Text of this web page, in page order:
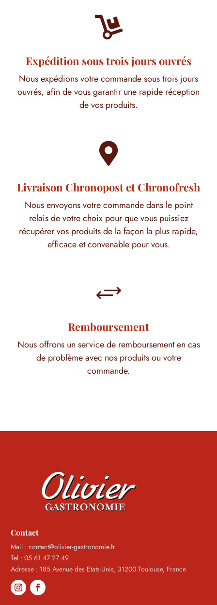

Expédition sous trois jours ouvrés
Nous expédions votre commande sous trois jours
ouvrés, afin de vous garantir une rapide réception
de vos produits.

Livraison Chronopost et Chronofresh
Nous envoyons votre commande dans le point
relais de votre choix pour que vous puissiez
récupérer vos produits de la façon la plus rapide,
efficace et convenable pour vous.
+
Remboursement
Nous offrons un service de remboursement en cas
de problème avec nos produits ou votre
commande.
Contact
Mail : contact@olivier-gastronomie.fr
Tel : 05 61 47 27 49
Adresse : 185 Avenue des Etats-Unis, 31200 Toulouse, France